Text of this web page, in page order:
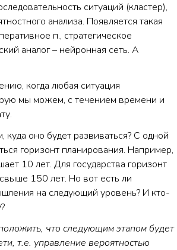
ситуаций (кластер),
анализа. Появляется такая
п., стратегическое
аналог – нейронная сеть. А
когда любая ситуация
мы можем, с течением времени и
оно будет развиваться? С одной
горизонт планирования. Например,
10 лет. Для государства горизонт
150 лет. Но вот есть ли
на следующий уровень? И кто-
что следующим этапом будет
т.е. управление вероятностью